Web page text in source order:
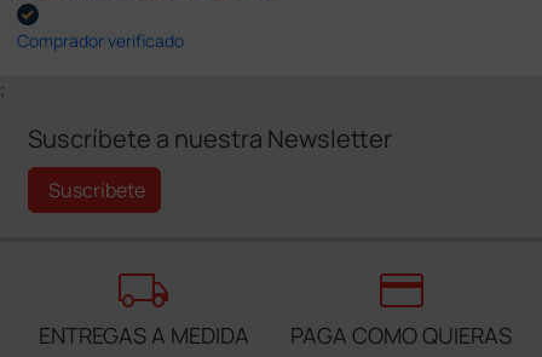
Comprador verificado
;
Suscríbete a nuestra Newsletter
Suscríbete
local_shipping
ENTREGAS A MEDIDA
credit_card
PAGA COMO QUIERAS